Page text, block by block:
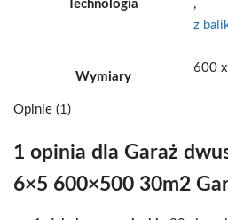
Technologia
,
z
Wymiary
600
Opinie (1)
1 opinia dla Garaż
6×5 600×500 30m2